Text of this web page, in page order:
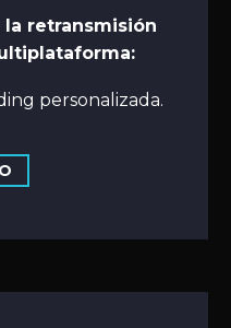
la retransmisión
personalizada.